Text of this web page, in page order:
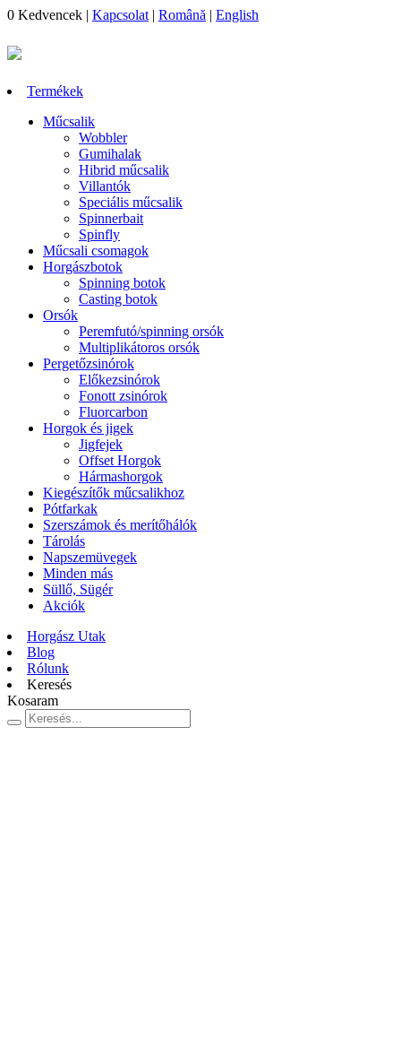
0 Kedvencek | Kapcsolat | Română | English
Termékek
Műcsalik
Wobbler
Gumihalak
Hibrid műcsalik
Villantók
Speciális műcsalik
Spinnerbait
Spinfly
Műcsali csomagok
Horgászbotok
Spinning botok
Casting botok
Orsók
Peremfutó/spinning orsók
Multiplikátoros orsók
Pergetőzsinórok
Előkezsinórok
Fonott zsinórok
Fluorcarbon
Horgok és jigek
Jigfejek
Offset Horgok
Hármashorgok
Kiegészítők műcsalikhoz
Pótfarkak
Szerszámok és merítőhálók
Tárolás
Napszemüvegek
Minden más
Süllő, Sügér
Akciók
Horgász Utak
Blog
Rólunk
Keresés
Kosaram